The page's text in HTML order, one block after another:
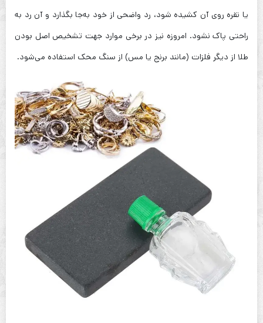
یا نقره روی آن کشیده شود، رد واضحی از خود به‌جا بگذارد و آن رد به
راحتی پاک نشود. امروزه نیز در برخی موارد جهت تشخیص اصل بودن
طلا از دیگر فلزات (مانند برنج یا مس) از سنگ محک استفاده می‌شود.